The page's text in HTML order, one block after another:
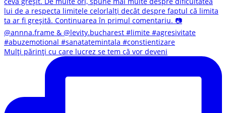
Mulți părinți cu care lucrez se tem că vor deveni